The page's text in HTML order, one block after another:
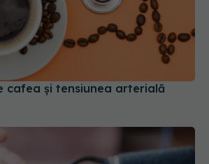
cafea și tensiunea arterială